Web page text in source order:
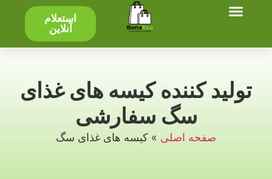
استعلام
آنلاین
تولید کننده کیسه های غذای
سگ سفارشی
صفحه اصلی » کیسه های غذای سگ